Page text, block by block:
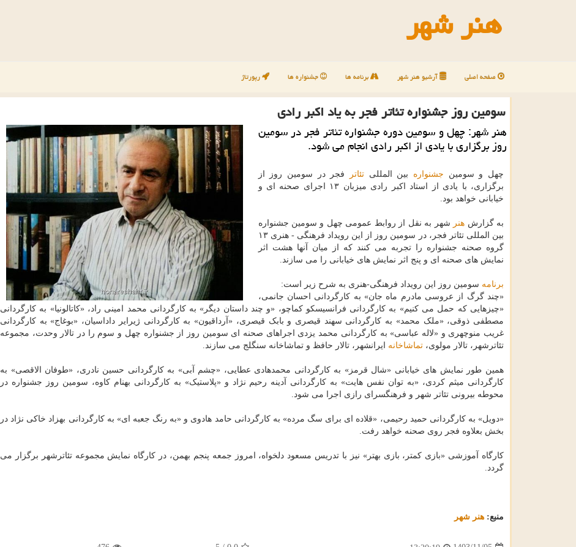
هنر شهر
صفحه اصلی آرشیو هنر شهر برنامه ها جشنواره ها رپورتاژ
سومین روز جشنواره تئاتر فجر به یاد اکبر رادی
هنر شهر: چهل و سومین دوره جشنواره تئاتر فجر در سومین
روز برگزاری با یادی از اکبر رادی انجام می شود.
چهل و سومین جشنواره بین المللیتئاتر
فجر در سومین روز از
برگزاری، با یادی از استاد اکبر رادی میزبان ۱۳ اجرای صحنه ای و
خیابانی خواهد بود.
به گزارش هنر شهر به نقل از روابط عمومی چهل و سومین جشنواره
بین المللی تئاتر فجر، در سومین روز از این رویداد فرهنگی - هنری ۱۳
گروه صحنه جشنواره را تجربه می کنند که از میان آنها هشت اثر
نمایش های صحنه ای و پنج اثر نمایش های خیابانی را می سازند.
برنامه سومین روز این رویداد فرهنگی-هنری به شرح زیر است:
«چند گرگ از عروسی مادرم ماه جان» به کارگردانی احسان جانمی،
«چیزهایی که حمل می کنیم» به کارگردانی فرانسیسکو کماچو، «و چند داستان دیگر» به کارگردانی محمد امینی راد، «کاتالونیا» به کارگردانی
مصطفی ذوقی، «ملک محمد» به کارگردانی سهند قیصری و بابک قیصری، «آرداقیون» به کارگردانی ژیرایر داداسیان، «بوغاج» به کارگردانی
غریب منوچهری و «لاله عباسی» به کارگردانی محمد یزدی اجراهای صحنه ای سومین روز از جشنواره چهل و سوم را در تالار وحدت، مجموعه
تئاترشهر، تالار مولوی، تماشاخانه ایرانشهر، تالار حافظ و تماشاخانه سنگلج می سازند.
همین طور نمایش های خیابانی «شال قرمز» به کارگردانی محمدهادی عطایی، «چشم آبی» به کارگردانی حسین نادری، «طوفان الاقصی» به
کارگردانی میثم کردی، «به توان نفس هایت» به کارگردانی آدینه رحیم نژاد و «پلاستیک» به کارگردانی بهنام کاوه، سومین روز جشنواره در
محوطه بیرونی تئاتر شهر و فرهنگسرای رازی اجرا می شود.
«دویل» به کارگردانی حمید رحیمی، «قلاده ای برای سگ مرده» به کارگردانی حامد هادوی و «به رنگ جعبه ای» به کارگردانی بهزاد خاکی نژاد در
بخش بعلاوه فجر روی صحنه خواهد رفت.
کارگاه آموزشی «بازی کمتر، بازی بهتر» نیز با تدریس مسعود دلخواه، امروز جمعه پنجم بهمن، در کارگاه نمایش مجموعه تئاترشهر برگزار می
گردد.
منبع: هنر شهر